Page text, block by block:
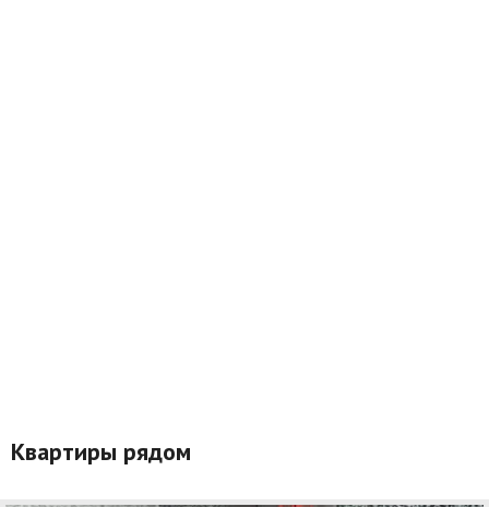
Квартиры рядом